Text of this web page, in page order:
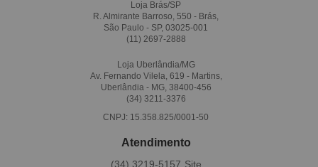
Loja Brás/SP
R. Almirante Barroso, 550 - Brás,
São Paulo - SP, 03025-001
(11) 2697-2888
Loja Uberlândia/MG
Av. Fernando Vilela, 619 - Martins,
Uberlândia - MG, 38400-456
(34) 3211-3376
CNPJ: 15.358.825/0001-50
Atendimento
(34) 3219-5157